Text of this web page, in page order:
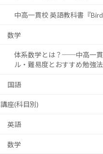
中高一貫校 英語教科書『
数学
体系数学とは？──中高一
ル・難易度とおすすめ勉強法
国語
講座(科目別)
英語
数学